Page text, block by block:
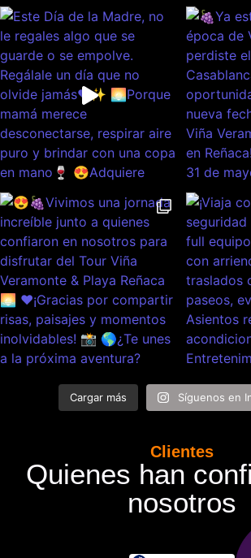
Cargar más Síguenos en
Clientes
Quienes han
nosotros